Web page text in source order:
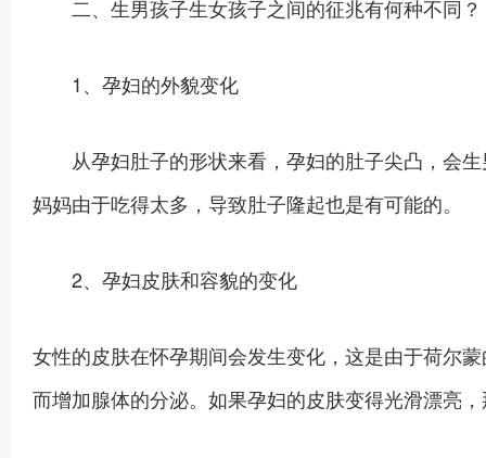
二、生男孩子生女孩子之间的征兆有何种不同？
1、孕妇的外貌变化
从孕妇肚子的形状来看，孕妇的肚子尖凸，会生
妈妈由于吃得太多，导致肚子隆起也是有可能的。
2、孕妇皮肤和容貌的变化
女性的皮肤在怀孕期间会发生变化，这是由于荷尔
而增加腺体的分泌。如果孕妇的皮肤变得光滑漂亮